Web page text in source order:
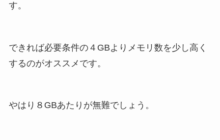
す。
できれば必要条件の４GBよりメモリ数を少し高く
するのがオススメです。
やはり８GBあたりが無難でしょう。